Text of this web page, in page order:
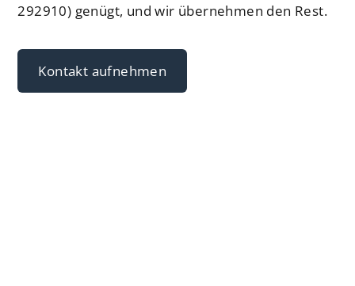
292910) genügt, und wir übernehmen den Rest.
Kontakt aufnehmen